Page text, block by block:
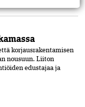
korjausrakentamisen
nousuun. Liiton
edustajaa ja